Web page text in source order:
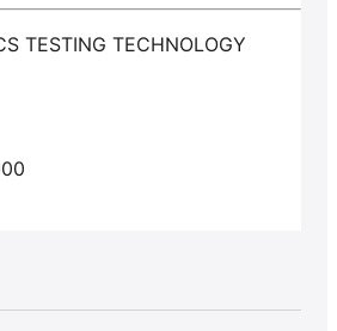
TESTING TECHNOLOGY